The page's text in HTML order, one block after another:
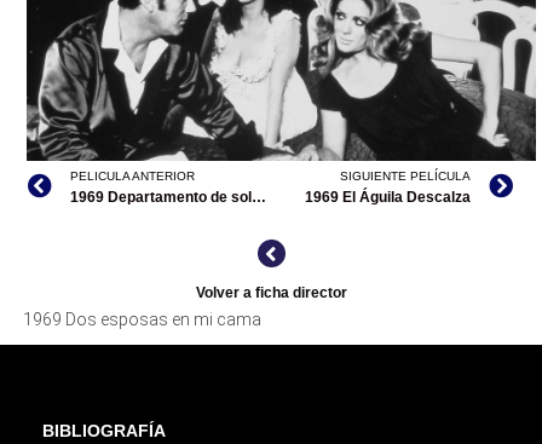
DOS ESPOSAS EN MI CAMA, ARCHIVO CINETECA NACIONAL
PELICULA ANTERIOR
1969 Departamento de soltero
SIGUIENTE PELÍCULA
1969 El Águila Descalza
Volver a ficha director
1969 Dos esposas en mi cama
BIBLIOGRAFÍA